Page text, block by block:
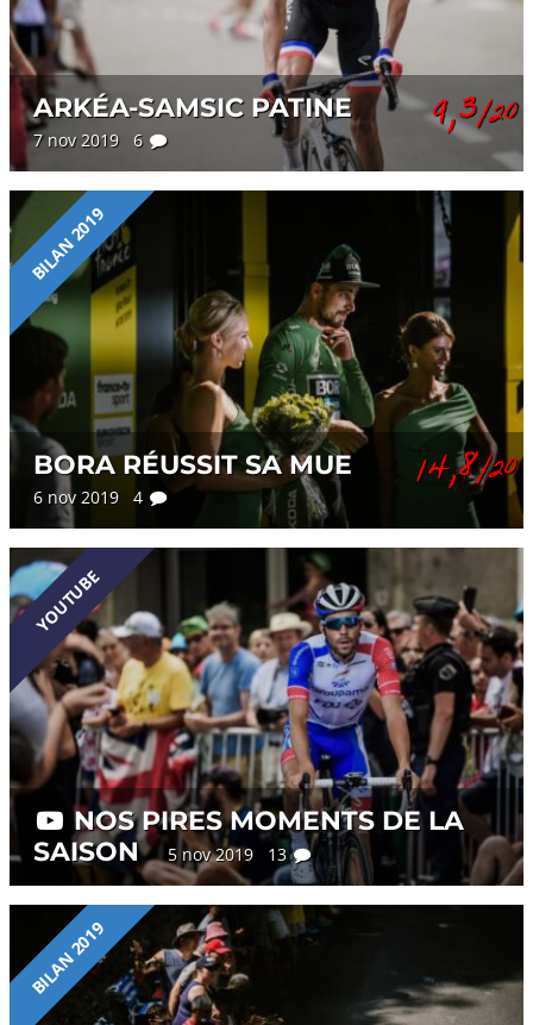
ARKÉA-SAMSIC PATINE
7 nov 2019 6
9,3/20
BILAN 2019
BORA RÉUSSIT SA MUE
6 nov 2019 4
14,8/20
YOUTUBE
NOS PIRES MOMENTS DE LA
SAISON
5 nov 2019 13
BILAN 2019